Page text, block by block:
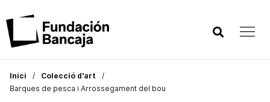
Inici
Colecció d'art
Barques de pesca i Arrossegament del bou